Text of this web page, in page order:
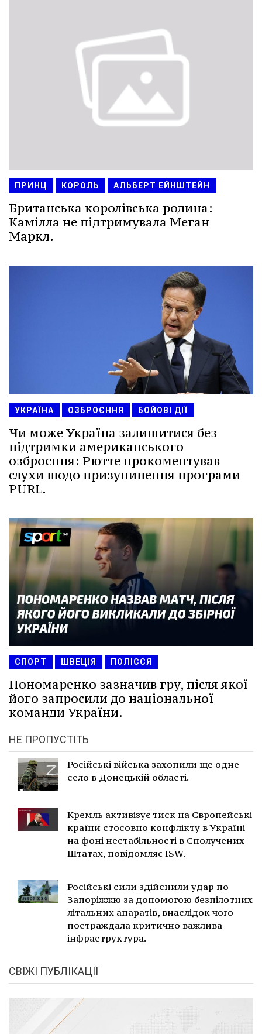
ПРИНЦ КОРОЛЬ АЛЬБЕРТ ЕЙНШТЕЙН
Британська королівська родина:
Камілла не підтримувала Меган
Маркл.
УКРАЇНА ОЗБРОЄННЯ БОЙОВІ ДІЇ
Чи може Україна залишитися без
підтримки американського
озброєння: Рютте прокоментував
слухи щодо призупинення програми
PURL.
СПОРТ ШВЕЦІЯ ПОЛІССЯ
Пономаренко зазначив гру, після якої
його запросили до національної
команди України.
НЕ ПРОПУСТІТЬ
Російські війська захопили ще одне
село в Донецькій області.
Кремль активізує тиск на Європейські
країни стосовно конфлікту в Україні
на фоні нестабільності в Сполучених
Штатах, повідомляє ISW.
Російські сили здійснили удар по
Запоріжжю за допомогою безпілотних
літальних апаратів, внаслідок чого
постраждала критично важлива
інфраструктура.
СВІЖІ ПУБЛІКАЦІЇ